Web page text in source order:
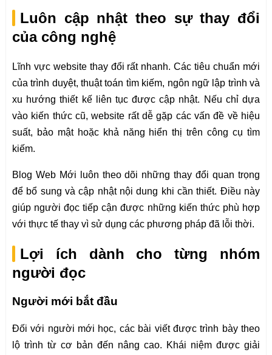
Luôn cập nhật theo sự thay đổi
của công nghệ
Lĩnh vực website thay đổi rất nhanh. Các tiêu chuẩn mới
của trình duyệt, thuật toán tìm kiếm, ngôn ngữ lập trình và
xu hướng thiết kế liên tục được cập nhật. Nếu chỉ dựa
vào kiến thức cũ, website rất dễ gặp các vấn đề về hiệu
suất, bảo mật hoặc khả năng hiển thị trên công cụ tìm
kiếm.
Blog Web Mới luôn theo dõi những thay đổi quan trọng
để bổ sung và cập nhật nội dung khi cần thiết. Điều này
giúp người đọc tiếp cận được những kiến thức phù hợp
với thực tế thay vì sử dụng các phương pháp đã lỗi thời.
Lợi ích dành cho từng nhóm
người đọc
Người mới bắt đầu
Đối với người mới học, các bài viết được trình bày theo
lộ trình từ cơ bản đến nâng cao. Khái niệm được giải